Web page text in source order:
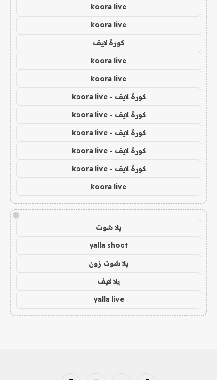
koora live
koora live
كورة لايف
koora live
koora live
كورة لايف - koora live
كورة لايف - koora live
كورة لايف - koora live
كورة لايف - koora live
كورة لايف - koora live
koora live
!
يلا شوت
yalla shoot
يلا شوت زون
يلا لايف
yalla live